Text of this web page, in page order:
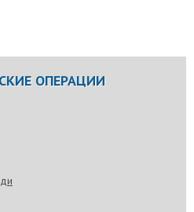
ОПЕРАЦИИ